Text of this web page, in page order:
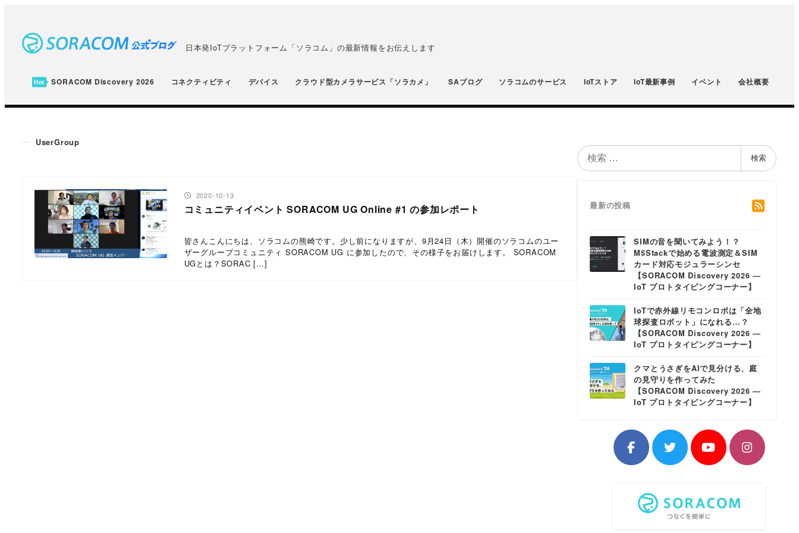
ン
日本発IoTプラットフォーム「ソラコム」の最新情報をお伝えします
SORACOM Discovery 2026 コネクティビティ デバイス クラウド型カメラサービス「ソラカメ」 SAブログ ソラコムのサービス IoTストア IoT最新事例 イベント 会社概要
UserGroup
コミュニティイベント SORACOM UG Online #1 の参加レポート
皆さんこんにちは、ソラコムの熊崎です。少し前になりますが、9月24日（木）開催のソラコムのユー
ザーグループコミュニティ SORACOM UG に参加したので、その様子をお届けします。 SORACOM
UGとは？SORAC […]
投稿日
2020-10-13
検
索
検索
最新の投稿
SIMの音を聞いてみよう！？
M5Stackで始める電波測定＆SIM
カード対応モジュラーシンセ
【SORACOM Discovery 2026 ―
IoT プロトタイピングコーナー】
IoTで赤外線リモコンロボは「全地
球探査ロボット」になれる…？
【SORACOM Discovery 2026 ―
IoT プロトタイピングコーナー】
クマとうさぎをAIで見分ける、庭
の見守りを作ってみた
【SORACOM Discovery 2026 ―
IoT プロトタイピングコーナー】